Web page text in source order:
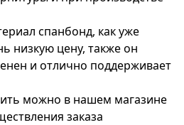
спанбонд, как уже
низкую цену, также он
и отлично поддерживает
можно в нашем магазине
заказа